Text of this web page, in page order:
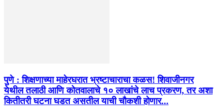
पुणे : शिक्षणाच्या माहेरघरात भ्रष्टाचाराचा कळस! शिवाजीनगर
येथील तलाठी आणि कोतवालाचे १० लाखांचे लाच प्रकरण, तर अशा
कितीतरी घटना घडत असतील याची चौकशी होणार...